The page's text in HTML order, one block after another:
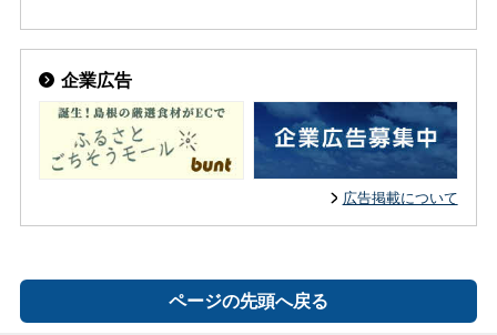
企業広告
広告掲載について
ページの先頭へ戻る